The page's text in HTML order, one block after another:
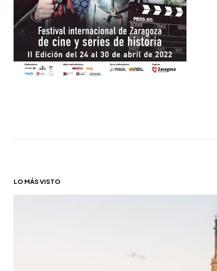
LO MÁS VISTO